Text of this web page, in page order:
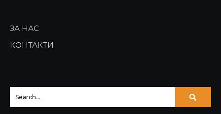
ЗА НАС
КОНТАКТИ